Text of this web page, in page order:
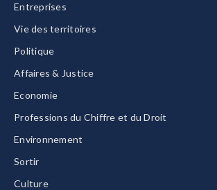
Entreprises
Vie des territoires
Politique
Affaires & Justice
Economie
Professions du Chiffre et du Droit
Environnement
Sortir
Culture